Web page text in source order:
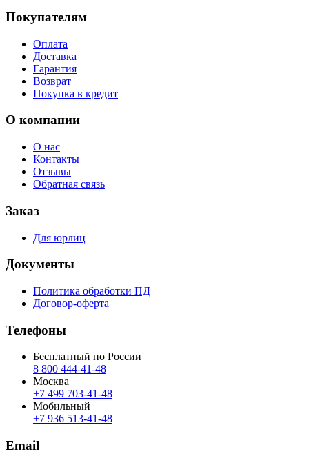
Покупателям
Оплата
Доставка
Гарантия
Возврат
Покупка в кредит
О компании
О нас
Контакты
Отзывы
Обратная связь
Заказ
Для юрлиц
Документы
Политика обработки ПД
Договор-оферта
Телефоны
Бесплатный по России
8 800 444‑41‑48
Москва
+7 499 703‑41‑48
Мобильный
+7 936 513‑41‑48
Email